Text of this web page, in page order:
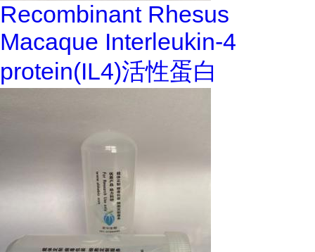
Recombinant Rhesus
Macaque Interleukin-4
protein(IL4)活性蛋白